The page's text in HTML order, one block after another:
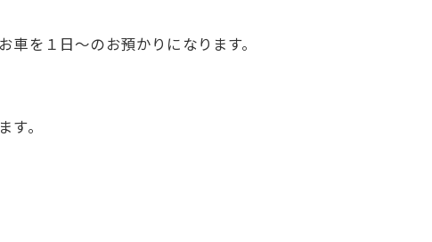
を１日〜のお預かりになります。
。